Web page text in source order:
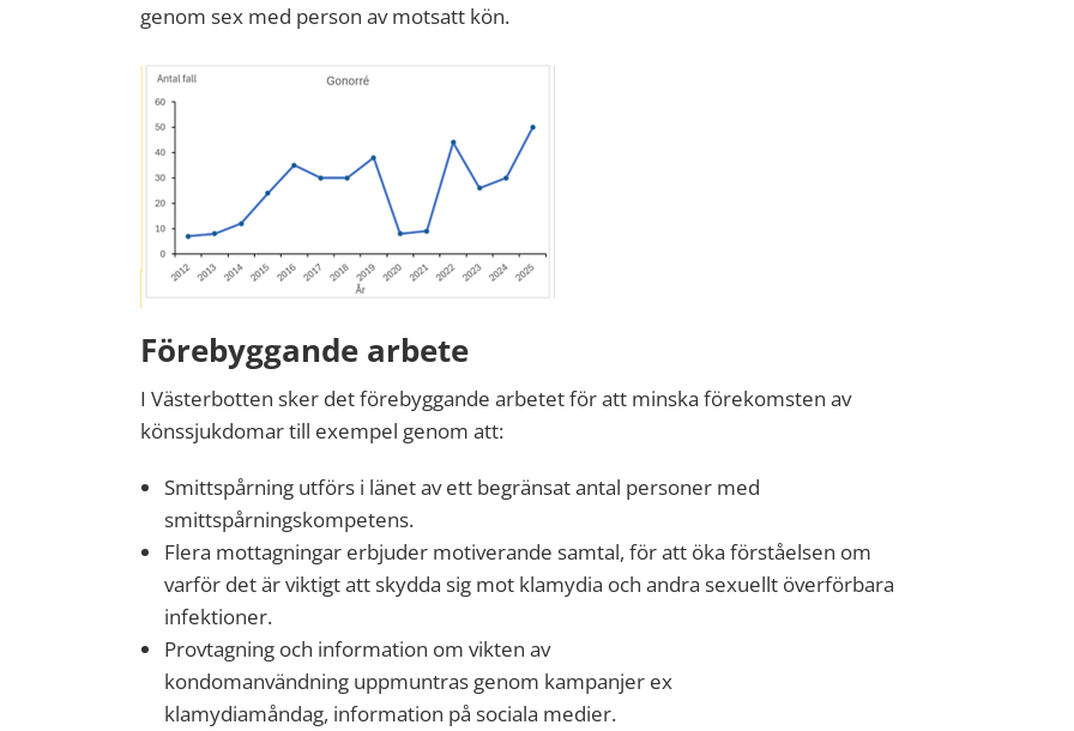
genom sex med person av motsatt kön.
Förebyggande arbete
I Västerbotten sker det förebyggande arbetet för att minska förekomsten av
könssjukdomar till exempel genom att:
Smittspårning utförs i länet av ett begränsat antal personer med
smittspårningskompetens.
Flera mottagningar erbjuder motiverande samtal, för att öka förståelsen om
varför det är viktigt att skydda sig mot klamydia och andra sexuellt överförbara
infektioner.
Provtagning och information om vikten av
kondomanvändning uppmuntras genom kampanjer ex
klamydiamåndag, information på sociala medier.